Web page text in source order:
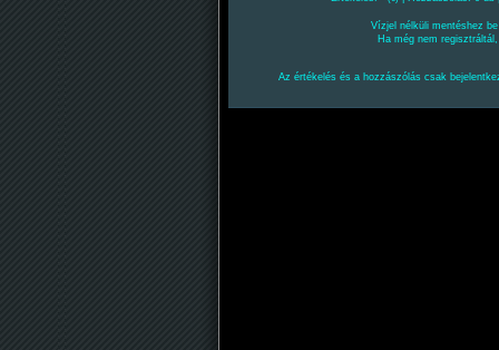
Vízjel nélküli mentéshez
Ha még nem
Az értékelés és a hozzászólás csak